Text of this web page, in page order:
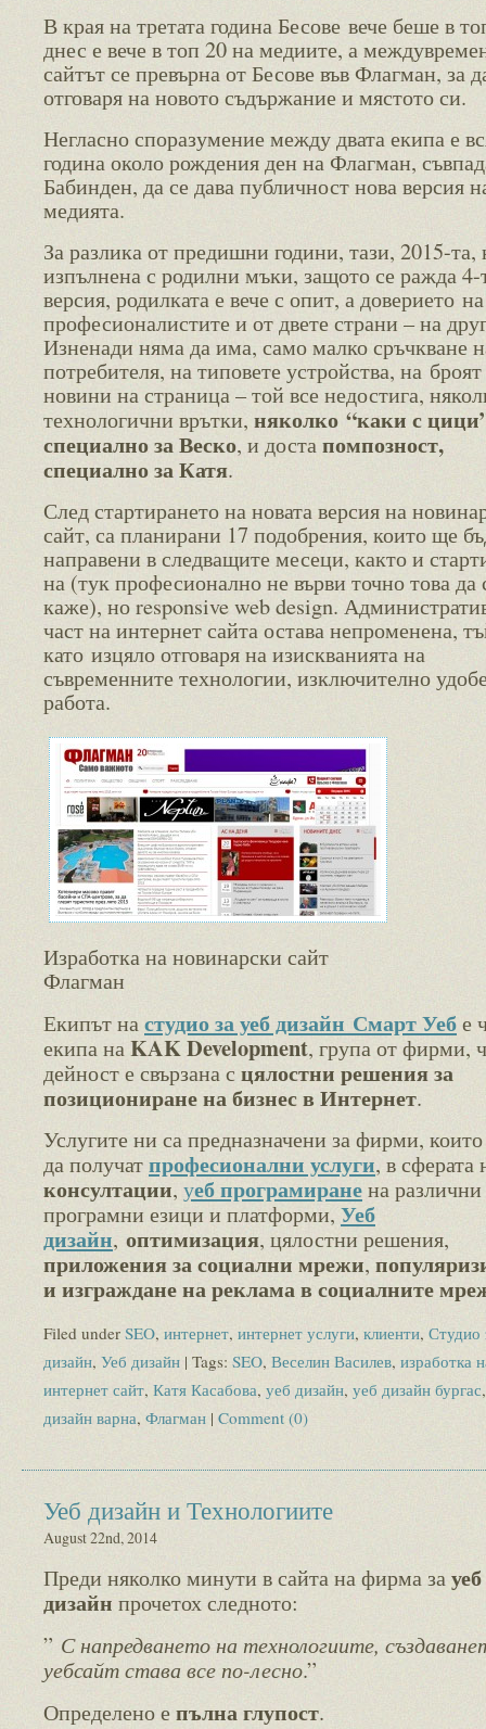
В края на третата година Бесове вече беше в
днес е вече в топ 20 на медиите, а
сайтът се превърна от Бесове във Флагман, за
отговаря на новото съдържание и мястото си.
Негласно споразумение между двата екипа е
година около рождения ден на Флагман,
Бабинден, да се дава публичност нова версия
медията.
За разлика от предишни години, тази, 2015-та,
изпълнена с родилни мъки, защото се ражда 4-
версия, родилката е вече с опит, а доверието на
професионалистите и от двете страни – на
Изненади няма да има, само малко сръчкване
потребителя, на типовете устройства, на броят
новини на страница – той все недостига,
технологични врътки, няколко “каки с
специално за Веско, и достапомпозност,
специално за Катя.
След стартирането на новата версия на
сайт, са планирани 17 подобрения, които ще
направени в следващите месеци, както и
на (тук професионално не върви точно това да
каже), но responsive web design.
част на интернет сайта остава непроменена,
като изцяло отговаря на изискванията на
съвременните технологии, изключително
работа.
Изработка на новинарски сайт
Флагман
Екипът настудио за уеб дизайн Смарт Уебе
екипа наKAK Development, група от фирми,
дейност е свързана с цялостни решения за
позициониране на бизнес в Интернет.
Услугите ни са предназначени за фирми,
да получатпрофесионални услуги, в сферата
консултации, уеб програмиранена различни
програмни езици и платформи, Уеб
дизайн, оптимизация, цялостни решения,
приложения за социални мрежи,
и изграждане на реклама в социалните
Filed under SEO, интернет, интернет услуги, клиенти, Студио
дизайн, Уеб дизайн | Tags: SEO, Веселин Василев, изработка
интернет сайт, Катя Касабова, уеб дизайн, уеб дизайн бургас
дизайн варна, Флагман | Comment (0)
Уеб дизайн и Технологиите
August 22nd, 2014
Преди няколко минути в сайта на фирма зауеб
дизайн прочетох следното:
” С напредването на технологиите,
уебсайт става все по-лесно.”
Определено епълна глупост.